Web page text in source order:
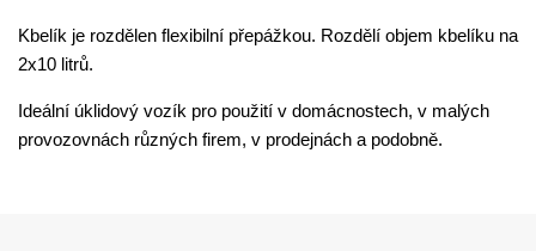
Kbelík je rozdělen flexibilní přepážkou. Rozdělí objem kbelíku na
2x10 litrů.
Ideální úklidový vozík pro použití v domácnostech, v malých
provozovnách různých firem, v prodejnách a podobně.